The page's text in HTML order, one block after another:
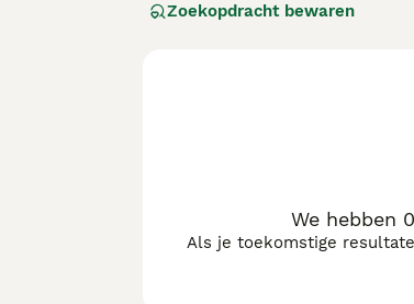
eigen mensen toont hij grote
Lees onze Schapendoes
Zoekopdracht bewaren
We hebben
Als je toekomstige